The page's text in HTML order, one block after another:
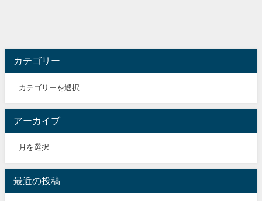
カテゴリー
アーカイブ
最近の投稿